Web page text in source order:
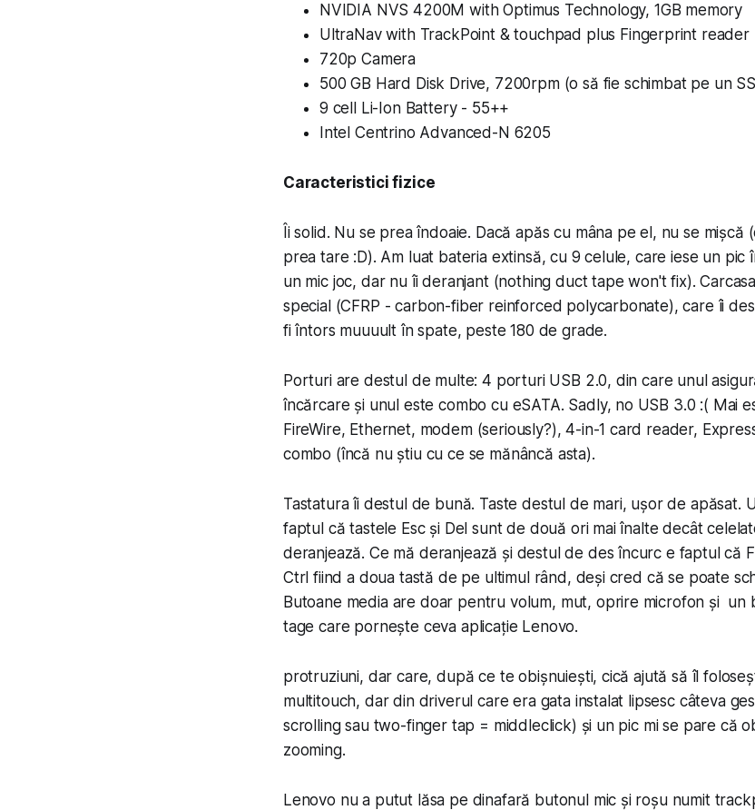
NVIDIA NVS 4200M with Optimus Technology, 1GB memory
UltraNav with TrackPoint & touchpad plus Fin­ger­print reader
720p Camera
500 GB Hard Disk Drive, 7200rpm (o să fie schimbat pe un
9 cell Li-Ion Battery - 55++
Intel Centrino Advanced-N 6205
Car­ac­ter­is­ti­ci fizice
Îi solid. Nu se prea îndoaie. Dacă apăs cu mâna pe el, nu se mișcă
prea tare :D). Am luat bateria extinsă, cu 9 celule, care iese un pic
un mic joc, dar nu îi deranjant (nothing duct tape won't fix).
special (CFRP - carbon-fiber reinforced poly­car­bon­ate), care îi
fi întors muuuult în spate, peste 180 de grade.
Porturi are destul de multe: 4 porturi USB 2.0, din care unul
încărcare și unul este combo cu eSATA. Sadly, no USB 3.0 :( Mai
FireWire, Ethernet, modem (seriously?), 4-in-1 card reader,
combo (încă nu știu cu ce se mănâncă asta).
Tastatura îi destul de bună. Taste destul de mari, ușor de apăsat.
faptul că tastele Esc și Del sunt de două ori mai înalte decât
deranjează. Ce mă deranjează și destul de des încurc e faptul că
Ctrl fiind a doua tastă de pe ultimul rând, deși cred că se poate
Butoane media are doar pentru volum, mut, oprire microfon și
tage care pornește ceva aplicație Lenovo.
pro­truz­i­u­ni, dar care, după ce te obișnuiești, cică ajută să îl
multitouch, dar din driverul care era gata instalat lipsesc câteva
scrolling sau two-finger tap = mid­dleclick) și un pic mi se pare că
zooming.
Lenovo nu a putut lăsa pe dinafară butonul mic și roșu numit